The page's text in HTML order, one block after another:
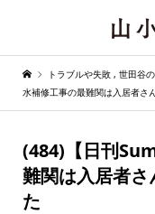
トラブルや失敗 , 世田谷
水補修工事の最難関は入居者さ
(484)【日刊
難関は入居者
た